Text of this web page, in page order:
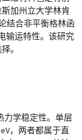
加州立大学林肯
结合非平衡格林函
输运特性。该研究
。
力学稳定性。单层
，两者都属于直